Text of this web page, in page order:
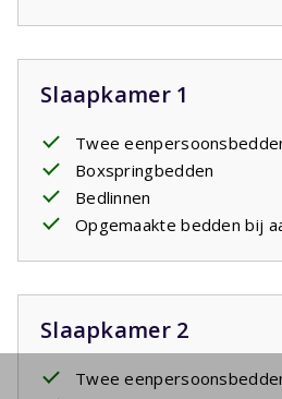
Slaapkamer 1
Twee
Boxspringbedden
Bedlinnen
Opgemaakte bedden bij
Slaapkamer 2
Twee